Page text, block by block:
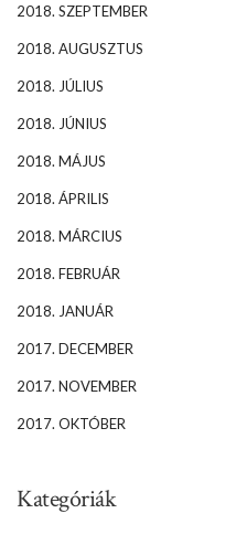
2018. SZEPTEMBER
2018. AUGUSZTUS
2018. JÚLIUS
2018. JÚNIUS
2018. MÁJUS
2018. ÁPRILIS
2018. MÁRCIUS
2018. FEBRUÁR
2018. JANUÁR
2017. DECEMBER
2017. NOVEMBER
2017. OKTÓBER
Kategóriák